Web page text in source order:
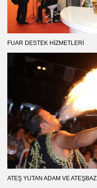
FUAR DESTEK HIZMETLERI
ATEŞ YUTAN ADAM VE ATEŞBAZ